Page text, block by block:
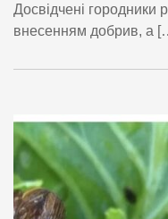
Досвідчені
внесенням добрив, а